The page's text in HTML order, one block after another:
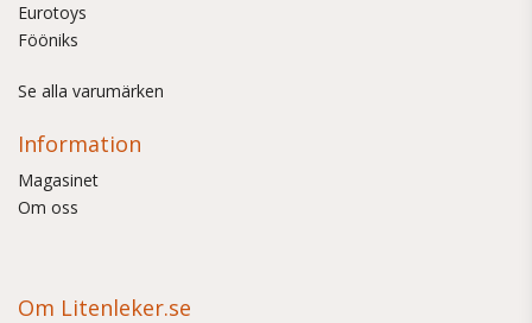
Eurotoys
Fööniks
Se alla varumärken
Information
Magasinet
Om oss
Om Litenleker.se